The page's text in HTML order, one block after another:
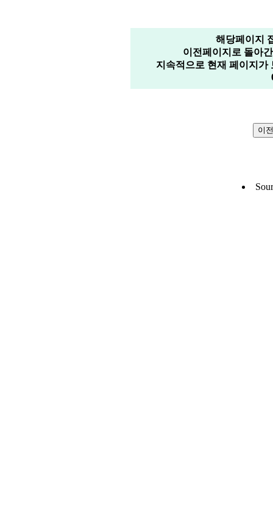
해당페이지
이전페이지로 돌아
지속적으로 현재 페이지가